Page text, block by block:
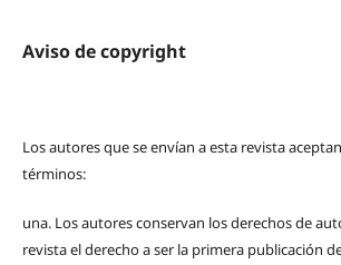
Aviso de copyright
Los autores que se envían a esta revista
términos:
una. Los autores conservan los derechos de
revista el derecho a ser la primera publicación